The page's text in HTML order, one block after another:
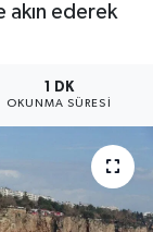
akın ederek
1 DK
OKUNMA SÜRESI